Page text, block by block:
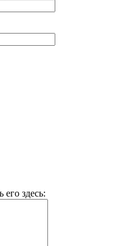
его здесь: